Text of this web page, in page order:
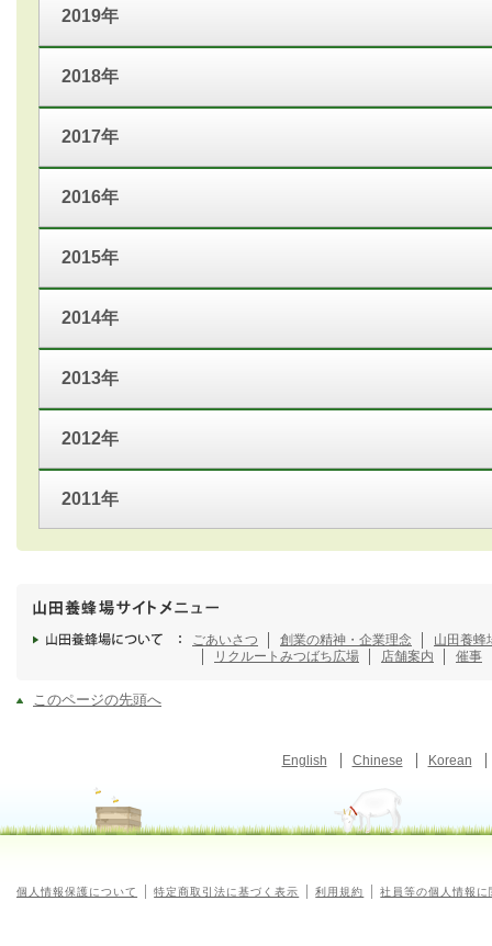
2019年
2018年
2017年
2016年
2015年
2014年
2013年
2012年
2011年
ごあいさつ 創業の精神・企業理念
山田養蜂
リクルート みつばち広場 店舗案内 催事
このページの先頭へ
English Chinese Korean
個人情報保護について 特定商取引法に基づく表示 利用規約 社員等の個人情報